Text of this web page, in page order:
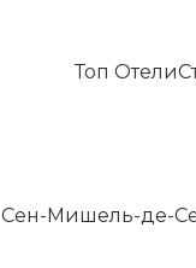
Топ Отели
Сен-Мишель-де-